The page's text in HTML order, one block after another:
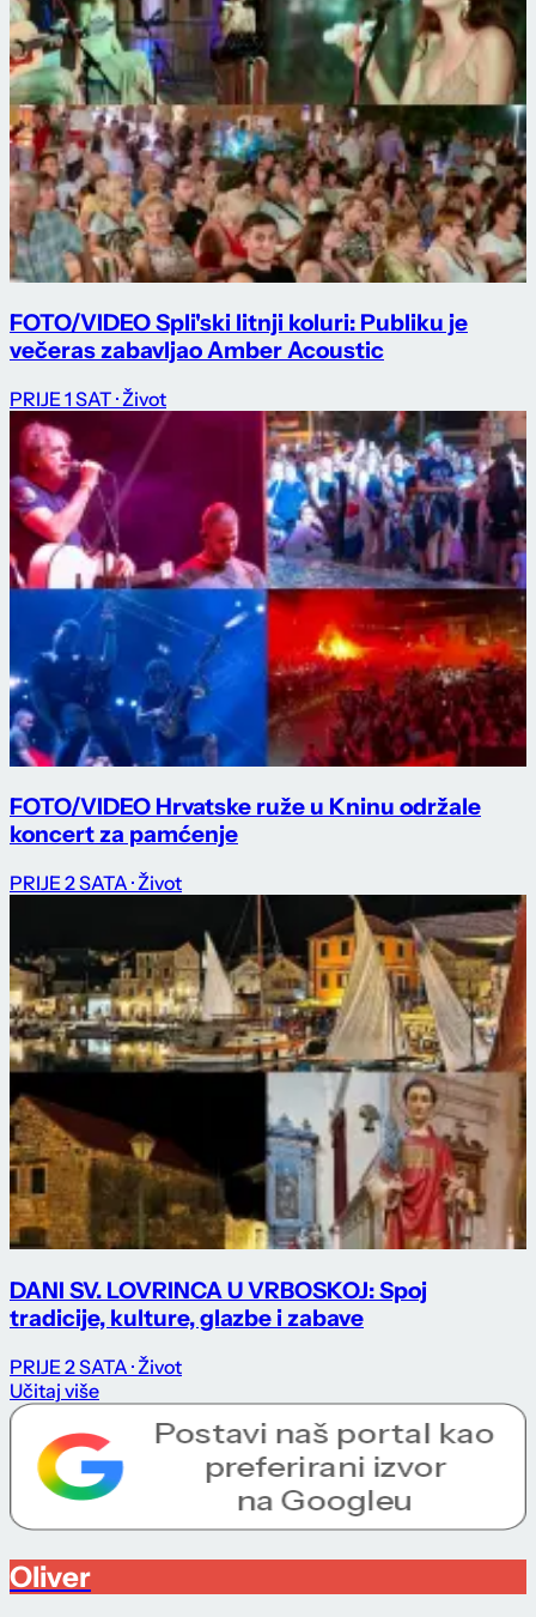
FOTO/VIDEO Spli'ski litnji koluri: Publiku je
večeras zabavljao Amber Acoustic
PRIJE 1 SAT · Život
FOTO/VIDEO Hrvatske ruže u Kninu održale
koncert za pamćenje
PRIJE 2 SATA · Život
DANI SV. LOVRINCA U VRBOSKOJ: Spoj
tradicije, kulture, glazbe i zabave
PRIJE 2 SATA · Život
Učitaj više
Oliver